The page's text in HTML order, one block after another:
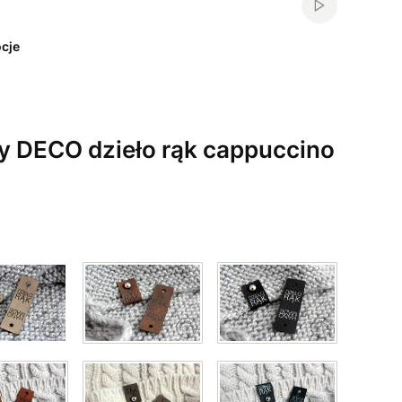
Włącz
DECO dzieło rąk cappuccino